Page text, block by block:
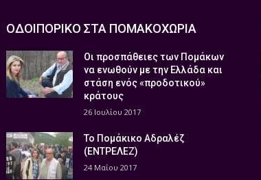
ΟΔΟΙΠΟΡΙΚΟ ΣΤΑ ΠΟΜΑΚΟΧΩΡΙΑ
Οι προσπάθειες των Πομάκων
να ενωθούν με την Ελλάδα και
στάση ενός «προδοτικού»
κράτους
26 Ιουλίου 2017
Το Πομάκικο Αδραλέζ
(ΕΝΤΡΕΛΕΖ)
24 Μαΐου 2017